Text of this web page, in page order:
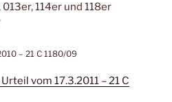
114er und 118er
– 21 C 1180/09
vom 17.3.2011 – 21 C